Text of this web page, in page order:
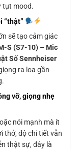
tụt mood.
“thật”
sẽ tạo cảm giác
S (S7-10) – Mic
Số Sennheiser
ra loa gần
vỡ, giọng nhẹ
nói mạnh mà ít
thở, độ chi tiết vẫn
thật sự, đây là